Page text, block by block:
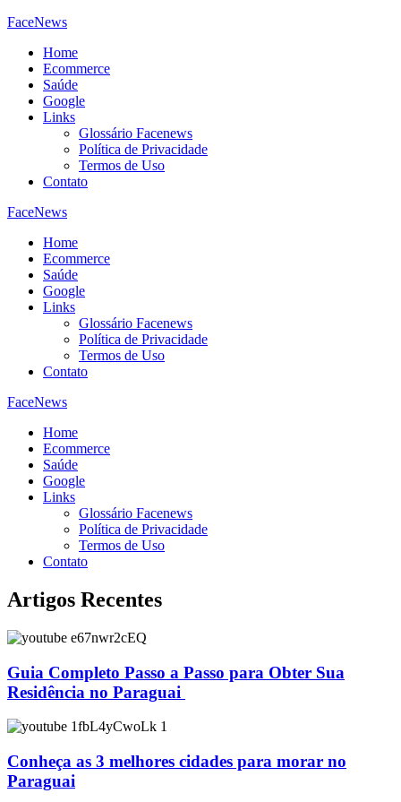
FaceNews
Home
Ecommerce
Saúde
Google
Links
Glossário Facenews
Política de Privacidade
Termos de Uso
Contato
FaceNews
Home
Ecommerce
Saúde
Google
Links
Glossário Facenews
Política de Privacidade
Termos de Uso
Contato
FaceNews
Home
Ecommerce
Saúde
Google
Links
Glossário Facenews
Política de Privacidade
Termos de Uso
Contato
Artigos Recentes
Guia Completo Passo a Passo para Obter Sua
Residência no Paraguai
Conheça as 3 melhores cidades para morar no
Paraguai